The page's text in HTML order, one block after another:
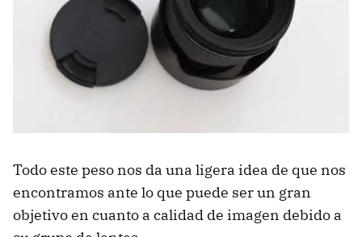
Todo este peso nos da una ligera idea de que nos
encontramos ante lo que puede ser un gran
objetivo en cuanto a calidad de imagen debido a